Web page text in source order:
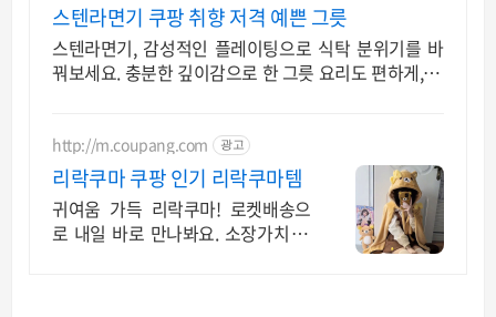
스텐라면기 쿠팡 취향 저격 예쁜 그릇
스텐라면기, 감성적인 플레이팅으로 식탁 분위기를 바
꿔보세요. 충분한 깊이감으로 한 그릇 요리도 편하게, 와
http://m.coupang.com 광고
리락쿠마 쿠팡 인기 리락쿠마템
귀여움 가득 리락쿠마! 로켓배송으
로 내일 바로 만나봐요. 소장가치 뿜